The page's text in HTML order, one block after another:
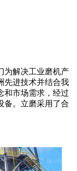
为解决工业磨机产
先进技术并结合我
和市场需求，经过
备。立磨采用了合